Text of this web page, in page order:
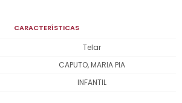
CARACTERÍSTICAS
Telar
CAPUTO, MARIA PIA
INFANTIL